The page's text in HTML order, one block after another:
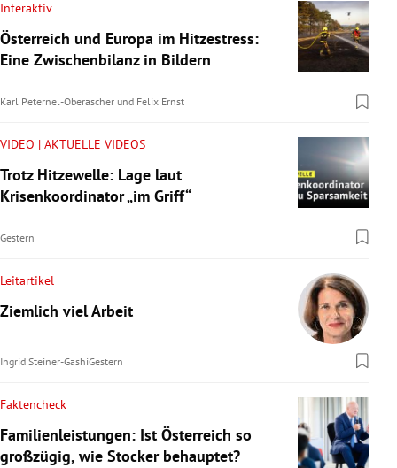
Interaktiv
Österreich und Europa im Hitzestress:
Eine Zwischenbilanz in Bildern
Karl Peternel-Oberascher und Felix Ernst
VIDEO | AKTUELLE VIDEOS
Trotz Hitzewelle: Lage laut
Krisenkoordinator „im Griff“
Gestern
Leitartikel
Ziemlich viel Arbeit
Ingrid Steiner-GashiGestern
Faktencheck
Familienleistungen: Ist Österreich so
großzügig, wie Stocker behauptet?